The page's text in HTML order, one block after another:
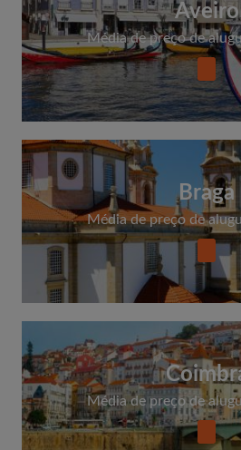
Aveiro
Média de preço de
Braga
Média de preço de
Média de preço de